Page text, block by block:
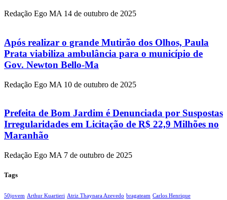
Redação Ego MA 14 de outubro de 2025
Após realizar o grande Mutirão dos Olhos, Paula
Prata viabiliza ambulância para o município de
Gov. Newton Bello-Ma
Redação Ego MA 10 de outubro de 2025
Prefeita de Bom Jardim é Denunciada por Suspostas
Irregularidades em Licitação de R$ 22,9 Milhões no
Maranhão
Redação Ego MA 7 de outubro de 2025
Tags
50jovem Arthur Kuartieri Atriz Thaynara Azevedo bragateam Carlos Henrique